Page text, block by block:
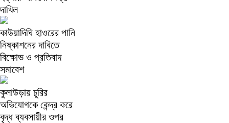
দাখিল
কাউয়াদিঘি হাওরের পানি
নিষ্কাশনের দাবিতে
বিক্ষোভ ও প্রতিবাদ
সমাবেশ
কুলাউড়ায় চুরির
অভিযোগকে কেন্দ্র করে
বৃদ্ধ ব্যবসায়ীর ওপর